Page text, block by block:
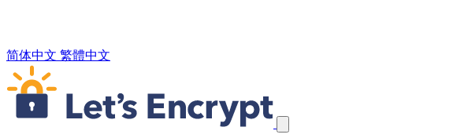
简体中文 繁體中文
跳过导航链接